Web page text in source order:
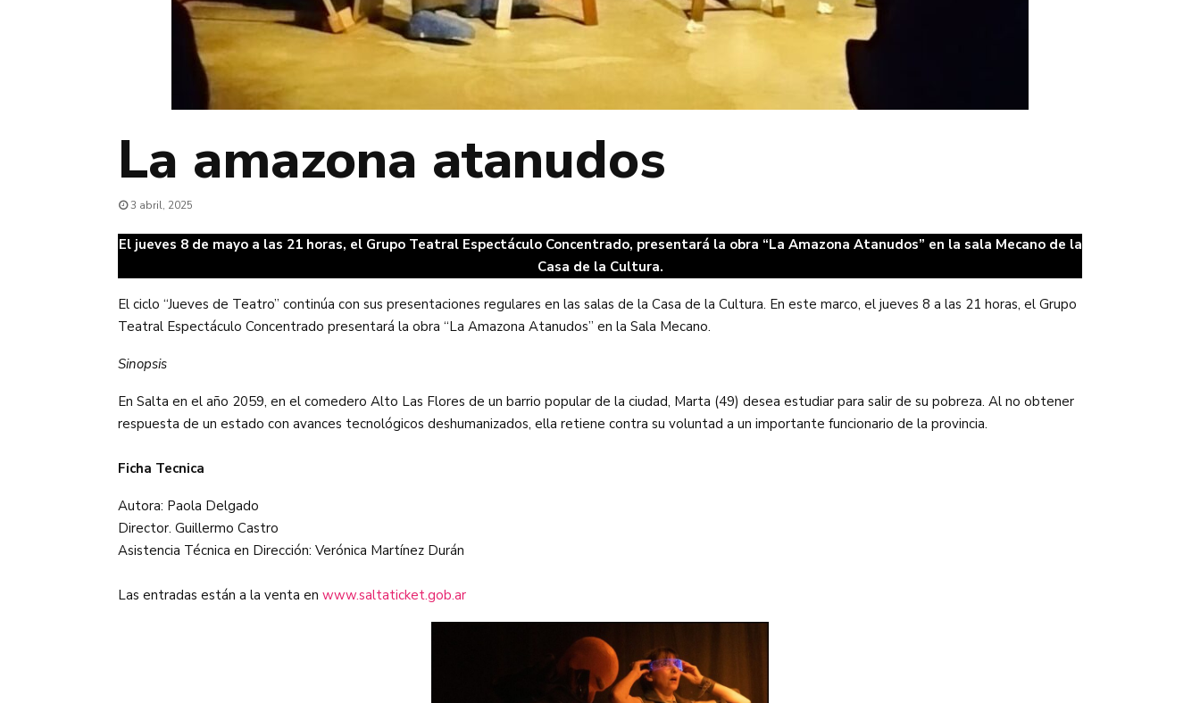
La amazona atanudos
3 abril, 2025
El jueves 8 de mayo a las 21 horas, el Grupo Teatral Espectáculo Concentrado, presentará la obra “La Amazona Atanudos” en la sala Mecano de la
Casa de la Cultura.
El ciclo “Jueves de Teatro” continúa con sus presentaciones regulares en las salas de la Casa de la Cultura. En este marco, el jueves 8 a las 21 horas, el Grupo
Teatral Espectáculo Concentrado presentará la obra “La Amazona Atanudos” en la Sala Mecano.
Sinopsis
En Salta en el año 2059, en el comedero Alto Las Flores de un barrio popular de la ciudad, Marta (49) desea estudiar para salir de su pobreza. Al no obtener
respuesta de un estado con avances tecnológicos deshumanizados, ella retiene contra su voluntad a un importante funcionario de la provincia.
Ficha Tecnica
Autora: Paola Delgado
Director. Guillermo Castro
Asistencia Técnica en Dirección: Verónica Martínez Durán
Las entradas están a la venta en www.saltaticket.gob.ar